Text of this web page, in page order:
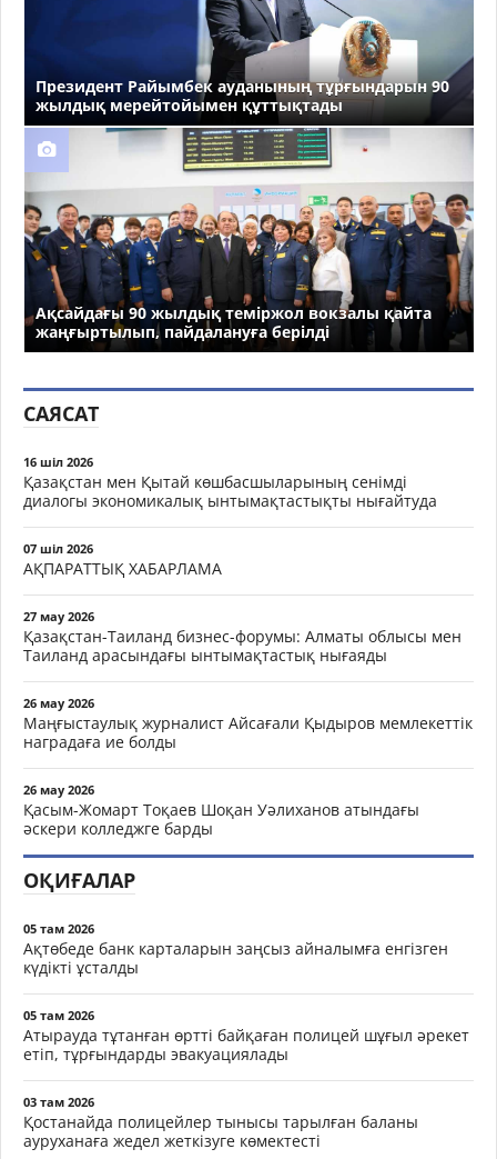
Президент Райымбек ауданының тұрғындарын 90
жылдық мерейтойымен құттықтады
Ақсайдағы 90 жылдық теміржол вокзалы қайта
жаңғыртылып, пайдалануға берілді
САЯСАТ
16 шіл 2026
Қазақстан мен Қытай көшбасшыларының сенімді
диалогы экономикалық ынтымақтастықты нығайтуда
07 шіл 2026
АҚПАРАТТЫҚ ХАБАРЛАМА
27 мау 2026
Қазақстан-Таиланд бизнес-форумы: Алматы облысы мен
Таиланд арасындағы ынтымақтастық нығаяды
26 мау 2026
Маңғыстаулық журналист Айсағали Қыдыров мемлекеттік
наградаға ие болды
26 мау 2026
Қасым-Жомарт Тоқаев Шоқан Уәлиханов атындағы
әскери колледжге барды
ОҚИҒАЛАР
05 там 2026
Ақтөбеде банк карталарын заңсыз айналымға енгізген
күдікті ұсталды
05 там 2026
Атырауда тұтанған өртті байқаған полицей шұғыл әрекет
етіп, тұрғындарды эвакуациялады
03 там 2026
Қостанайда полицейлер тынысы тарылған баланы
ауруханаға жедел жеткізуге көмектесті